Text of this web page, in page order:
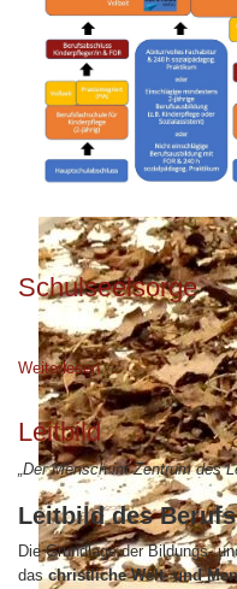
Schulseelsorge
Weiterlesen …
Leitbild
„Der Mensch im Zentrum des
Leitbild des
Die Grundlage der Bildungs-
daschristliche Welt- und